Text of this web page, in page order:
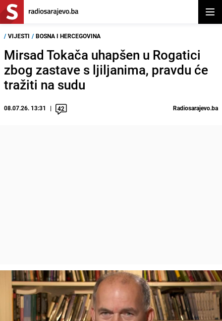
/ VIJESTI / BOSNA I HERCEGOVINA
Mirsad Tokača uhapšen u Rogatici
zbog zastave s ljiljanima, pravdu će
tražiti na sudu
08.07.26. 13:31 42 Radiosarajevo.ba